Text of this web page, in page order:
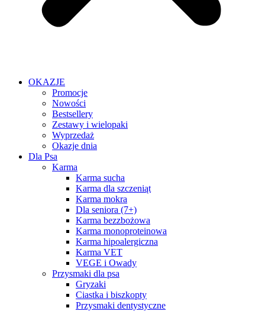
OKAZJE
Promocje
Nowości
Bestsellery
Zestawy i wielopaki
Wyprzedaż
Okazje dnia
Dla Psa
Karma
Karma sucha
Karma dla szczeniąt
Karma mokra
Dla seniora (7+)
Karma bezzbożowa
Karma monoproteinowa
Karma hipoalergiczna
Karma VET
VEGE i Owady
Przysmaki dla psa
Gryzaki
Ciastka i biszkopty
Przysmaki dentystyczne